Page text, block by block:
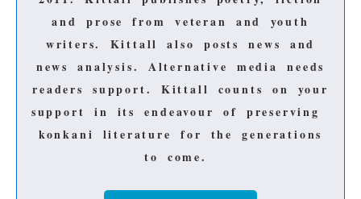
and prose from veteran and youth
writers. Kittall also posts news and
news analysis. Alternative media needs
readers support. Kittall counts on your
support in its endeavour of preserving
konkani literature for the generations
to come.